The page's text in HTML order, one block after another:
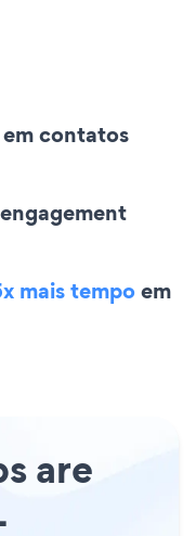
contatos
mais tempoem
are